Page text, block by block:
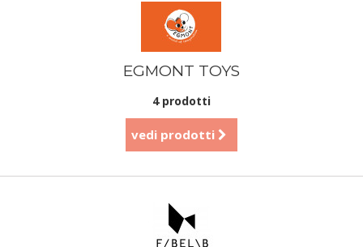
EGMONT TOYS
4 prodotti
vedi prodotti